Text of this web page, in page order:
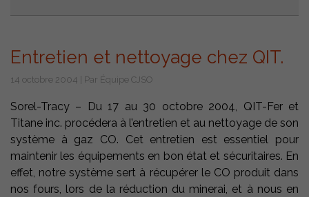
Entretien et nettoyage chez QIT.
14 octobre 2004 | Par Équipe CJSO
Sorel-Tracy – Du 17 au 30 octobre 2004, QIT-Fer et
Titane inc. procédera à l’entretien et au nettoyage de son
système à gaz CO. Cet entretien est essentiel pour
maintenir les équipements en bon état et sécuritaires. En
effet, notre système sert à récupérer le CO produit dans
nos fours, lors de la réduction du minerai, et à nous en